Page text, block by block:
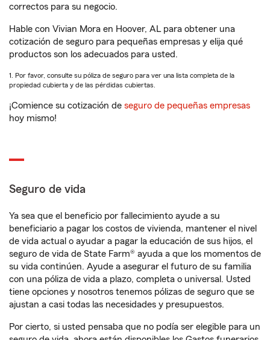
correctos para su negocio.
Hable con Vivian Mora en Hoover, AL para obtener una
cotización de seguro para pequeñas empresas y elija qué
productos son los adecuados para usted.
1. Por favor, consulte su póliza de seguro para ver una lista completa de la
propiedad cubierta y de las pérdidas cubiertas.
¡Comience su cotización de seguro de pequeñas empresas
hoy mismo!
Seguro de vida
Ya sea que el beneficio por fallecimiento ayude a su
beneficiario a pagar los costos de vivienda, mantener el nivel
de vida actual o ayudar a pagar la educación de sus hijos, el
seguro de vida de State Farm® ayuda a que los momentos de
su vida continúen. Ayude a asegurar el futuro de su familia
con una póliza de vida a plazo, completa o universal. Usted
tiene opciones y nosotros tenemos pólizas de seguro que se
ajustan a casi todas las necesidades y presupuestos.
Por cierto, si usted pensaba que no podía ser elegible para un